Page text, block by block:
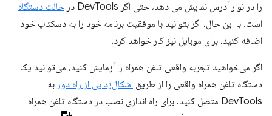
را در نوار آدرس نمایش می دهد، حتی اگر DevTools در
حالت دستگاه
است. با این حال، اگر بتوانید با موفقیت برنامه خود را به دسکتاپ خود
اضافه کنید، برای موبایل نیز کار خواهد کرد.
اگر می‌خواهید تجربه واقعی تلفن همراه را آزمایش کنید، می‌توانید یک
دستگاه تلفن همراه واقعی را از طریق اشکال‌زدایی از راه دور به
DevTools متصل کنید. برای راه اندازی نصب در دستگاه تلفن همراه